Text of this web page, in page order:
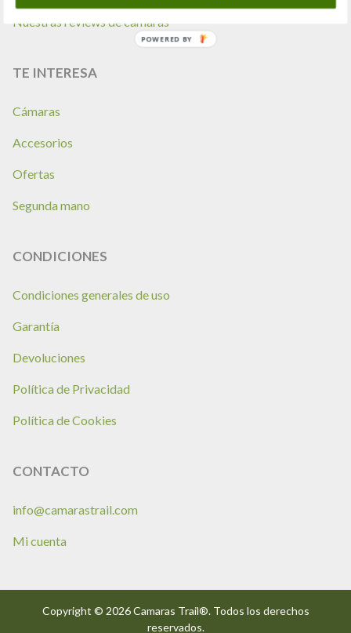
Nuestras reviews de cámaras
TE INTERESA
Cámaras
Accesorios
Ofertas
Segunda mano
CONDICIONES
Condiciones generales de uso
Garantía
Devoluciones
Política de Privacidad
Política de Cookies
CONTACTO
info@camarastrail.com
Mi cuenta
Copyright © 2026 Camaras Trail®. Todos los derechos
reservados.
POWERED BY